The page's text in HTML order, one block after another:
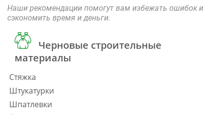
Наши рекомендации помогут вам избежать ошибок и
сэкономить время и деньги.
Черновые строительные
материалы
Стяжка
Штукатурки
Шпатлевки